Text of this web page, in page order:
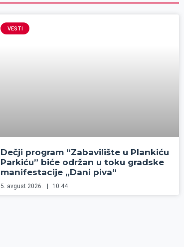
VESTI
Dečji program “Zabavilište u Plankiću
Parkiću” biće održan u toku gradske
manifestacije „Dani piva“
5. avgust 2026. 10:44